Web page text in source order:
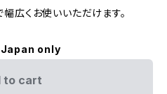
広くお使いいただけます。
only
to cart